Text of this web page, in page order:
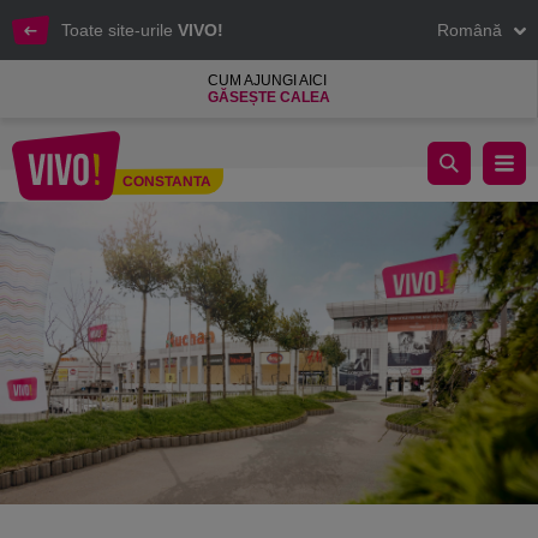
Toate site-urile VIVO! Română
CUM AJUNGI AICI
GĂSEȘTE CALEA
CONSTANTA
DESCOPERĂ COLECȚIILE NOI DIN VIVO!